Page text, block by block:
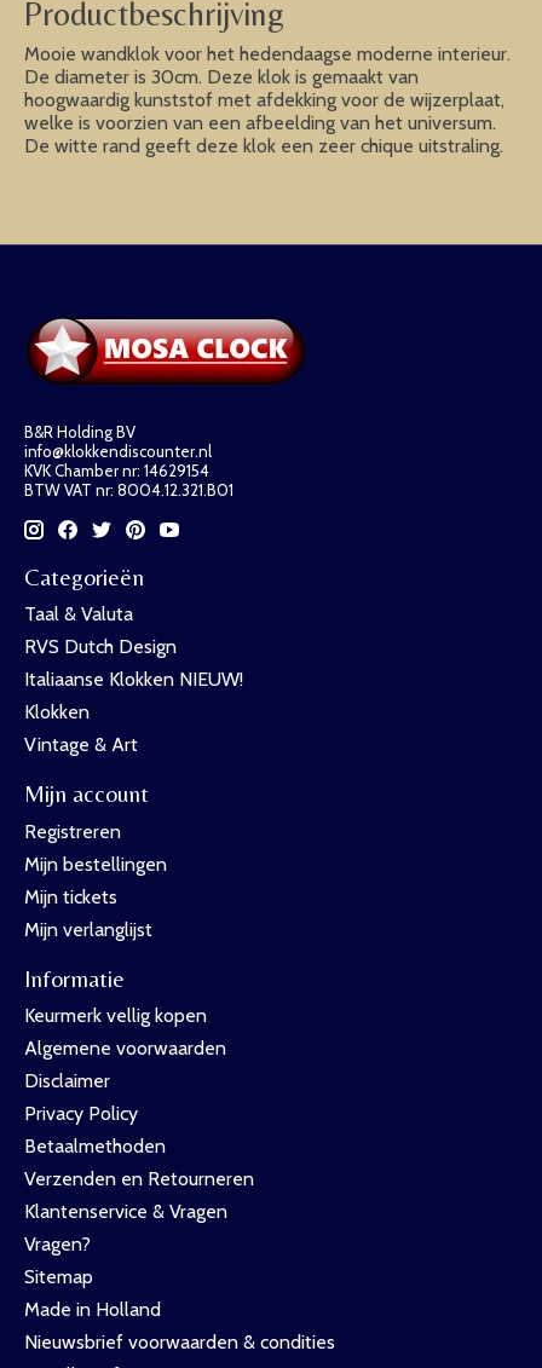
Productbeschrijving
Mooie wandklok voor het hedendaagse moderne interieur.
De diameter is 30cm. Deze klok is gemaakt van
hoogwaardig kunststof met afdekking voor de wijzerplaat,
welke is voorzien van een afbeelding van het universum.
De witte rand geeft deze klok een zeer chique uitstraling.
B&R Holding BV
info@klokkendiscounter.nl
KVK Chamber nr: 14629154
BTW VAT nr: 8004.12.321.B01
Categorieën
Taal & Valuta
RVS Dutch Design
Italiaanse Klokken NIEUW!
Klokken
Vintage & Art
Mijn account
Registreren
Mijn bestellingen
Mijn tickets
Mijn verlanglijst
Informatie
Keurmerk vellig kopen
Algemene voorwaarden
Disclaimer
Privacy Policy
Betaalmethoden
Verzenden en Retourneren
Klantenservice & Vragen
Vragen?
Sitemap
Made in Holland
Nieuwsbrief voorwaarden & condities